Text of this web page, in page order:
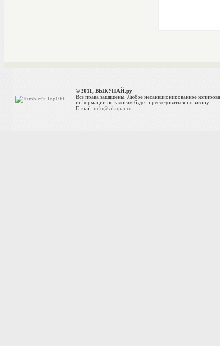
© 2011, ВЫКУПАЙ.ру
Все права защищены. Любое несанкционированное
информации по залогам будет преследоваться по закону.
E-mail:info@vikupai.ru